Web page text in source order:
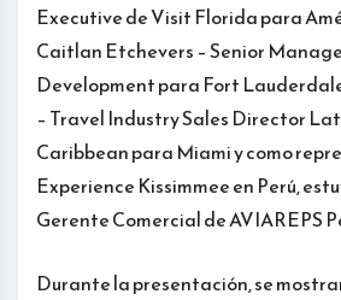
Executive de Visit Florida para
Caitlan Etchevers – Senior
Development para Fort
– Travel Industry Sales Director
Caribbean para Miami y como
Experience Kissimmee en Perú,
Gerente Comercial de AVIAREPS
Durante la presentación, se